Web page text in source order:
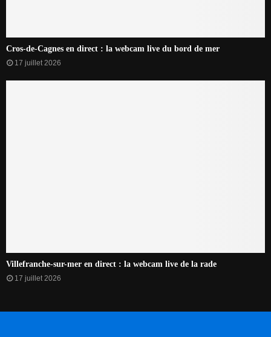
Cros-de-Cagnes en direct : la webcam live du bord de mer
17 juillet 2026
Villefranche-sur-mer en direct : la webcam live de la rade
17 juillet 2026